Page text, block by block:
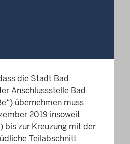
die Stadt Bad
Anschlussstelle Bad
übernehmen muss
2019 insoweit
bis zur Kreuzung mit der
Teilabschnitt